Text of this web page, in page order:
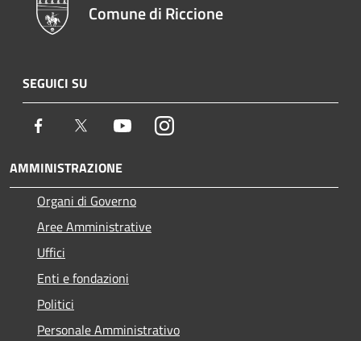
Comune di Riccione
SEGUICI SU
Facebook Twitter YoutubeInstagram
AMMINISTRAZIONE
Organi di Governo
Aree Amministrative
Uffici
Enti e fondazioni
Politici
Personale Amministrativo